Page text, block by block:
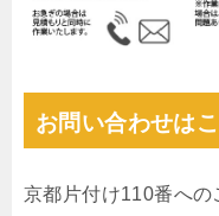
お問い合わせは
京都片付け110番へ